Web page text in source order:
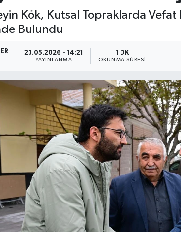
Kök, Kutsal Topraklarda Vefat
Bulundu
23.05.2026 - 14:21
YAYINLANMA
1 DK
OKUNMA SÜRESI